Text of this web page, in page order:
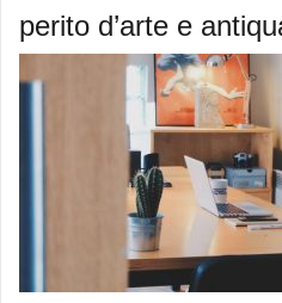
perito d’arte e